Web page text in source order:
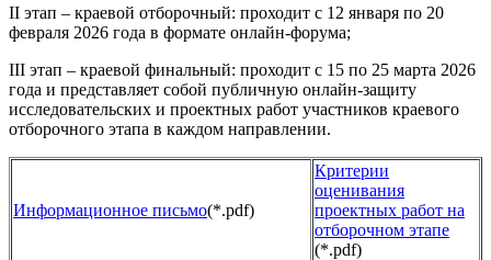
II этап – краевой отборочный: проходит с 12 января по 20
февраля 2026 года в формате онлайн-форума;
III этап – краевой финальный: проходит с 15 по 25 марта 2026
года и представляет собой публичную онлайн-защиту
исследовательских и проектных работ участников краевого
отборочного этапа в каждом направлении.
Информационное письмо(*.pdf)
Критерии
оценивания
проектных работ на
отборочном этапе
(*.pdf)